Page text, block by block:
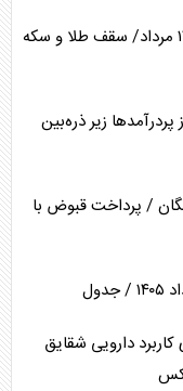
آخرین قیمت طلا و سکه امروز چهارشنبه ۱۴ مرداد/ سقف طلا و سکه
زیر ذره‌بین
/ پرداخت قبوض با
دارویی شقایق